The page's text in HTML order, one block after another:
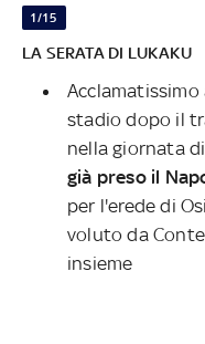
1/15
LA SERATA DI LUKAKU
stadio dopo il
nella giornata
già preso il
per l'erede di
voluto da
insieme